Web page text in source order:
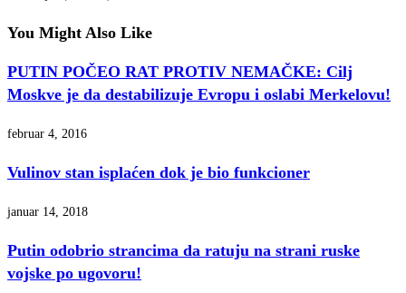
You Might Also Like
PUTIN POČEO RAT PROTIV NEMAČKE: Cilj
Moskve je da destabilizuje Evropu i oslabi Merkelovu!
februar 4, 2016
Vulinov stan isplaćen dok je bio funkcioner
januar 14, 2018
Putin odobrio strancima da ratuju na strani ruske
vojske po ugovoru!